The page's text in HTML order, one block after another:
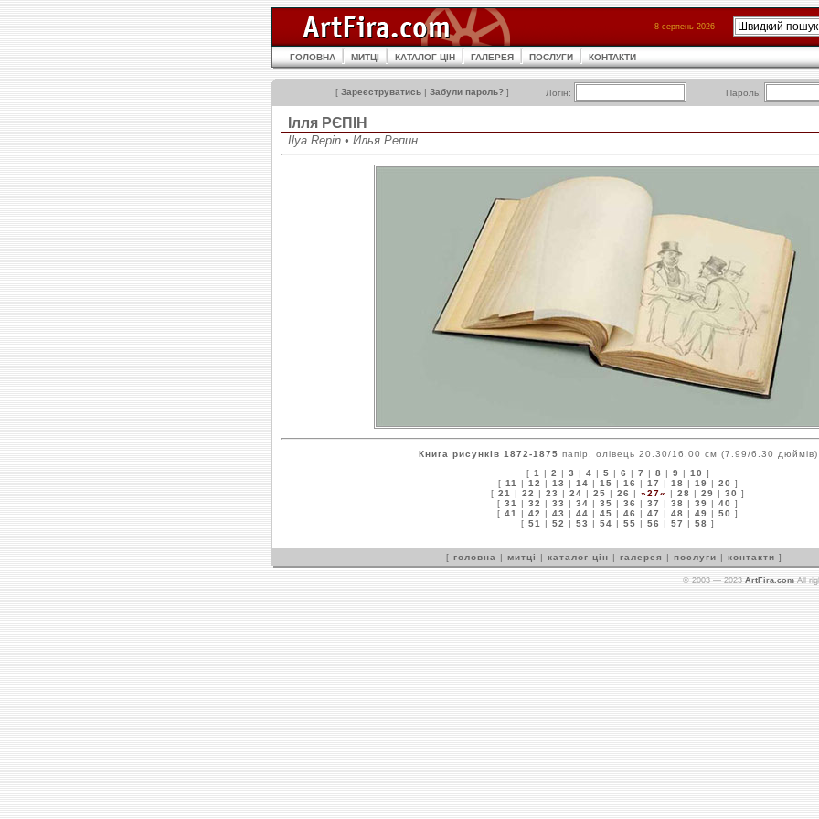
8 серпень 2026
ГОЛОВНА МИТЦІ КАТАЛОГ ЦІН ГАЛЕРЕЯ ПОСЛУГИ КОНТАКТИ
[ Зареєструватись | Забули пароль? ] Логін: Пароль:
Ілля РЄПІН
Ilya Repin • Илья Репин
Книга рисунків 1872-1875 папір, олівець 20.30/16.00 см (7.99/6.30 дюймів)
[ 1 | 2 | 3 | 4 | 5 | 6 | 7 | 8 | 9 | 10 ]
[ 11 | 12 | 13 | 14 | 15 | 16 | 17 | 18 | 19 | 20 ]
[ 21 | 22 | 23 | 24 | 25 | 26 | »27« | 28 | 29 | 30 ]
[ 31 | 32 | 33 | 34 | 35 | 36 | 37 | 38 | 39 | 40 ]
[ 41 | 42 | 43 | 44 | 45 | 46 | 47 | 48 | 49 | 50 ]
[ 51 | 52 | 53 | 54 | 55 | 56 | 57 | 58 ]
[ головна | митці | каталог цін | галерея | послуги | контакти ]
© 2003 — 2023 ArtFira.com All